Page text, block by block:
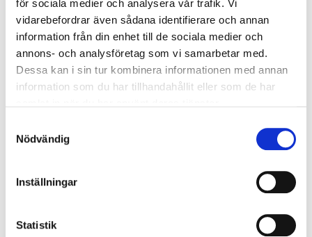
för sociala medier och analysera vår trafik. Vi
vidarebefordrar även sådana identifierare och annan
information från din enhet till de sociala medier och
annons- och analysföretag som vi samarbetar med.
Dessa kan i sin tur kombinera informationen med annan
information som du har tillhandahållit eller som de har
Nödvändig
Inställningar
Statistik
Telefon: 010-750 06 33
E-post: info@golfvistelse.se
Facebook:
Golfvistelse
la sella med marcus warenius 17-24 oktober 2026.pdf
Resekalender
från 10 700:-
4/10
från 19 685:-